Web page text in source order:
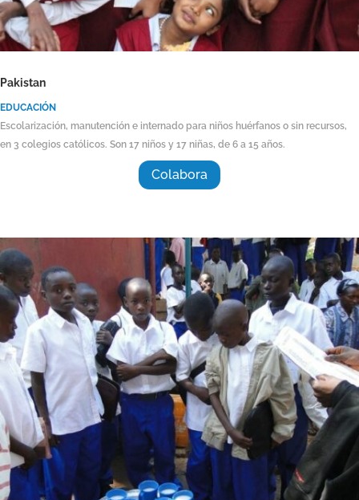
Pakistan
EDUCACIÓN
Escolarización, manutención e internado para niños huérfanos o sin recursos,
en 3 colegios católicos. Son 17 niños y 17 niñas, de 6 a 15 años.
Colabora